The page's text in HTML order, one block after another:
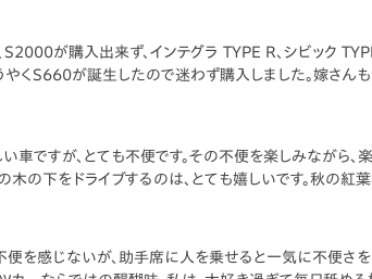
、S2000が購入出来ず、インテグラ TYPE R、シビック
くS660が誕生したので迷わず購入しました。嫁さんも
車ですが、とても不便です。その不便を楽しみながら、
木の下をドライブするのは、とても嬉しいです。秋の紅
便を感じないが、助手席に人を乗せると一気に不便さ